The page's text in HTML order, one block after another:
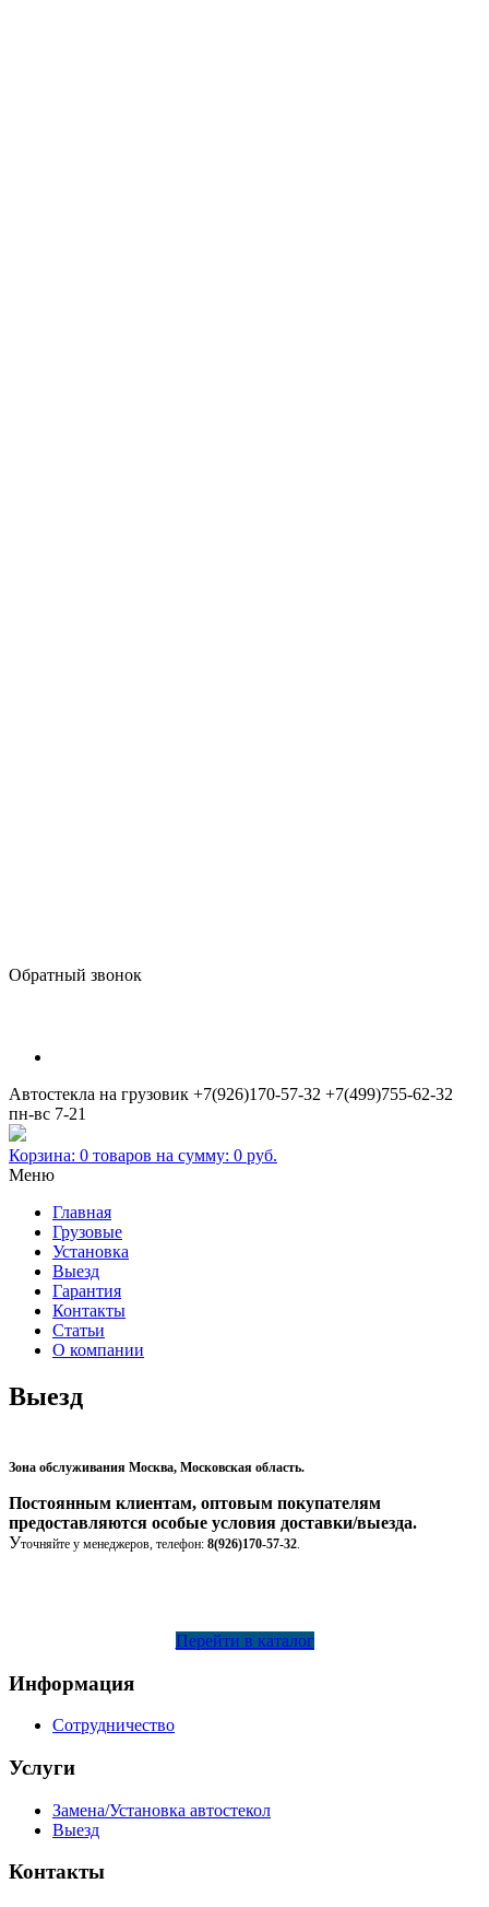
Обратный звонок
Автостекла на грузовик +7(926)170-57-32 +7(499)755-62-32
пн-вс 7-21
Корзина: 0 товаров на сумму: 0 руб.
Меню
Главная
Грузовые
Установка
Выезд
Гарантия
Контакты
Статьи
О компании
Выезд
Зона обслуживания Москва, Московская область.
Постоянным клиентам, оптовым покупателям
предоставляются особые условия доставки/выезда.
Уточняйте у менеджеров, телефон: 8(926)170-57-32.
Перейти в каталог
Информация
Сотрудничество
Услуги
Замена/Установка автостекол
Выезд
Контакты